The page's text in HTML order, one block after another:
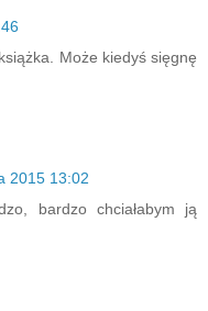
Może kiedyś sięgnę
2015 13:02
bardzo chciałabym ją